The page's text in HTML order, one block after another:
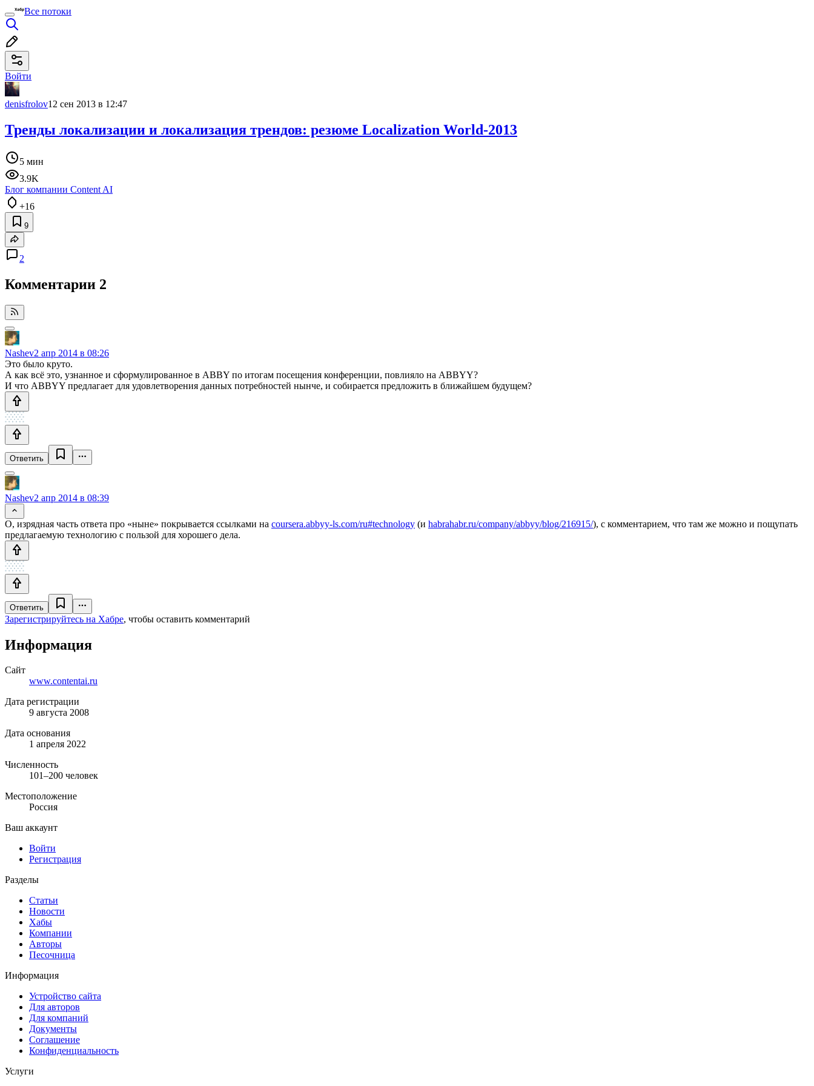
Все потоки
Войти
denisfrolov12 сен 2013 в 12:47
Тренды локализации и локализация трендов: резюме Localization World-2013
5 мин
3.9K
Блог компании Content AI
+16
9
2
Комментарии 2
Nashev2 апр 2014 в 08:26
Это было круто.
А как всё это, узнанное и сформулированное в ABBY по итогам посещения конференции, повлияло на ABBYY?
И что ABBYY предлагает для удовлетворения данных потребностей нынче, и собирается предложить в ближайшем будущем?
Ответить
Nashev2 апр 2014 в 08:39
О, изрядная часть ответа про «ныне» покрывается ссылками на coursera.abbyy-ls.com/ru#technology (и habrahabr.ru/company/abbyy/blog/216915/), с комментарием, что там же можно и пощупать
предлагаемую технологию с пользой для хорошего дела.
Ответить
Зарегистрируйтесь на Хабре, чтобы оставить комментарий
Информация
Сайт
www.contentai.ru
Дата регистрации
9 августа 2008
Дата основания
1 апреля 2022
Численность
101–200 человек
Местоположение
Россия
Ваш аккаунт
Войти
Регистрация
Разделы
Статьи
Новости
Хабы
Компании
Авторы
Песочница
Информация
Устройство сайта
Для авторов
Для компаний
Документы
Соглашение
Конфиденциальность
Услуги